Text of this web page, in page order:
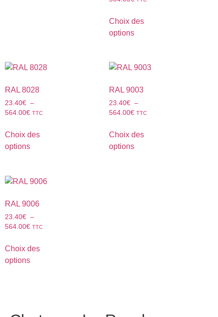
Choix des
options
RAL 8028
23.40€ –
564.00€ TTC
Choix des
options
RAL 9003
23.40€ –
564.00€ TTC
Choix des
options
RAL 9006
23.40€ –
564.00€ TTC
Choix des
options